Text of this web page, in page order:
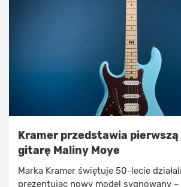
Kramer przedstawia
gitarę Maliny Moye
Marka Kramer świętuje 50-lecie
prezentując nowy model sygnowany –